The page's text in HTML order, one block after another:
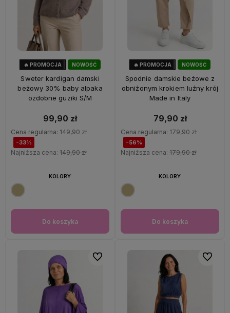
NOWOŚĆ
🔥 PROMOCJA
Sweter kardigan damski
beżowy 30% baby alpaka
ozdobne guziki S/M
99,90 zł
Cena regularna: 149,90 zł
-33%
Najniższa cena: 149,90 zł
Do koszyka
KOLORY:
NOWOŚĆ
🔥 PROMOCJA
Spodnie damskie beżowe z
obniżonym krokiem luźny krój
Made in Italy
79,90 zł
Cena regularna: 179,90 zł
-56%
Najniższa cena: 179,90 zł
Do koszyka
KOLORY:
Do ulubionych Do